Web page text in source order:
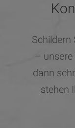
Schildern
– unsere
dann
stehen